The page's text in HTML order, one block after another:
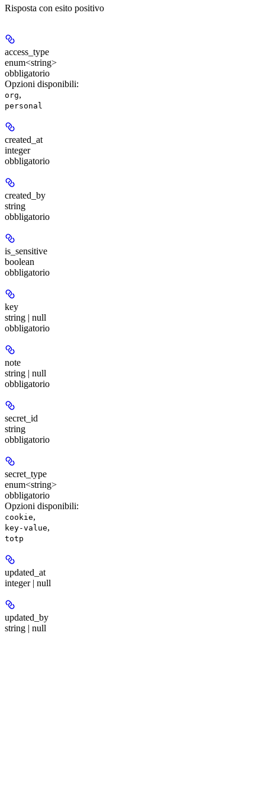
Risposta con esito positivo
access_type
enum<string>
obbligatorio
Opzioni disponibili:
org,
personal
created_at
integer
obbligatorio
created_by
string
obbligatorio
is_sensitive
boolean
obbligatorio
key
string | null
obbligatorio
note
string | null
obbligatorio
secret_id
string
obbligatorio
secret_type
enum<string>
obbligatorio
Opzioni disponibili:
cookie,
key-value,
totp
updated_at
integer | null
updated_by
string | null